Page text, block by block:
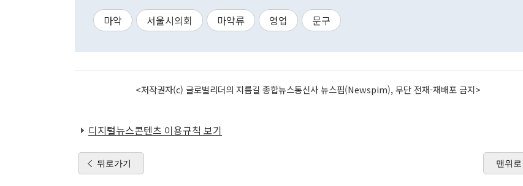
마약 서울시의회 마약류 영업 문구
<저작권자(c) 글로벌리더의 지름길 종합뉴스통신사 뉴스핌(Newspim), 무단 전재-재배포 금지>
디지털뉴스콘텐츠 이용규칙 보기
뒤로가기 맨위로